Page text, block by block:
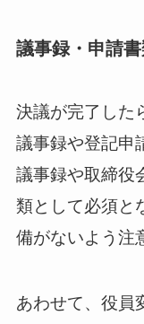
議事録・申請
決議が完了した
議事録や登記申
議事録や取締役
類として必須と
備がないよう注
あわせて、役員